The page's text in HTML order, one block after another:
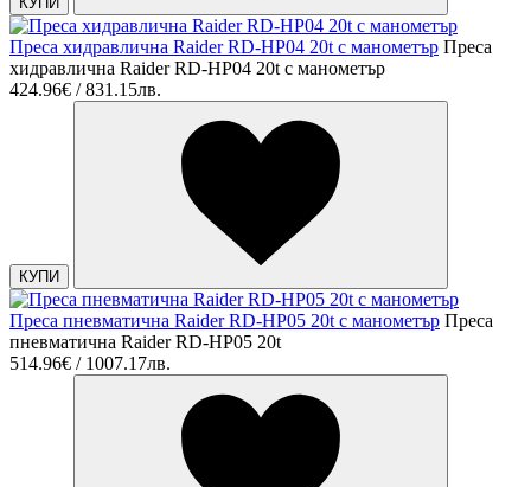
Преса хидравлична Raider RD-HP04 20t с манометър Преса
хидравлична Raider RD-HP04 20t с манометър
424.96€ / 831.15лв.
КУПИ
Преса пневматична Raider RD-HP05 20t с манометър Преса
пневматична Raider RD-HP05 20t
514.96€ / 1007.17лв.